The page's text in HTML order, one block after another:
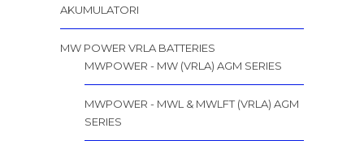
AKUMULATORI
MW POWER VRLA BATTERIES
MWPOWER - MW (VRLA) AGM SERIES
MWPOWER - MWL & MWLFT (VRLA) AGM
SERIES